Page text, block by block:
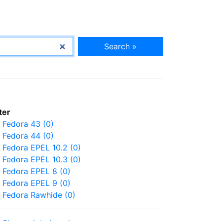
Search »
Fedora 43 (0)
Fedora 44 (0)
Fedora EPEL 10.2 (0)
Fedora EPEL 10.3 (0)
Fedora EPEL 8 (0)
Fedora EPEL 9 (0)
Fedora Rawhide (0)